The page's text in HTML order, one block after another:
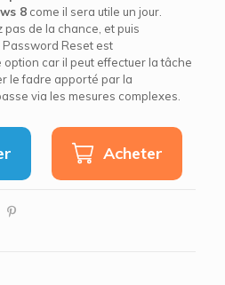
8come il sera utile un jour.
pas de la chance, et puis
Password Reset est
car il peut effectuer la tâche
le fadre apporté par la
via les mesures complexes.
Acheter